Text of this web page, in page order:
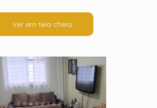
Ver em tela cheia